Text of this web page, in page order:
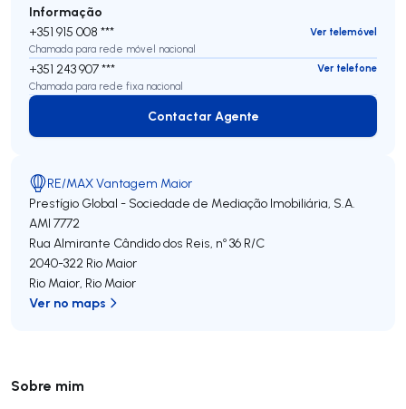
Sobre mim
Informação
+351 915 008 ***
Ver telemóvel
Chamada para rede móvel nacional
+351 243 907 ***
Ver telefone
Chamada para rede fixa nacional
Contactar Agente
Contactar Agente
RE/MAX Vantagem Maior
Prestígio Global - Sociedade de Mediação Imobiliária, S.A.
AMI 7772
Rua Almirante Cândido dos Reis, nº 36 R/C
2040-322 Rio Maior
Rio Maior, Rio Maior
Ver no maps